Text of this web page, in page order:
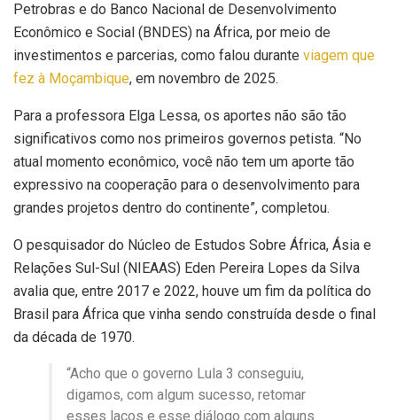
Petrobras e do Banco Nacional de Desenvolvimento
Econômico e Social (BNDES) na África, por meio de
investimentos e parcerias, como falou durante viagem que
fez à Moçambique, em novembro de 2025.
Para a professora Elga Lessa, os aportes não são tão
significativos como nos primeiros governos petista. “No
atual momento econômico, você não tem um aporte tão
expressivo na cooperação para o desenvolvimento para
grandes projetos dentro do continente”, completou.
O pesquisador do Núcleo de Estudos Sobre África, Ásia e
Relações Sul-Sul (NIEAAS) Eden Pereira Lopes da Silva
avalia que, entre 2017 e 2022, houve um fim da política do
Brasil para África que vinha sendo construída desde o final
da década de 1970.
“Acho que o governo Lula 3 conseguiu,
digamos, com algum sucesso, retomar
esses laços e esse diálogo com alguns